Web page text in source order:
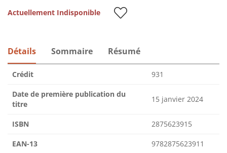
Actuellement Indisponible
Détails Sommaire Résumé
Crédit 931
Date de première publication du
titre
15 janvier 2024
ISBN 2875623915
EAN-13 9782875623911